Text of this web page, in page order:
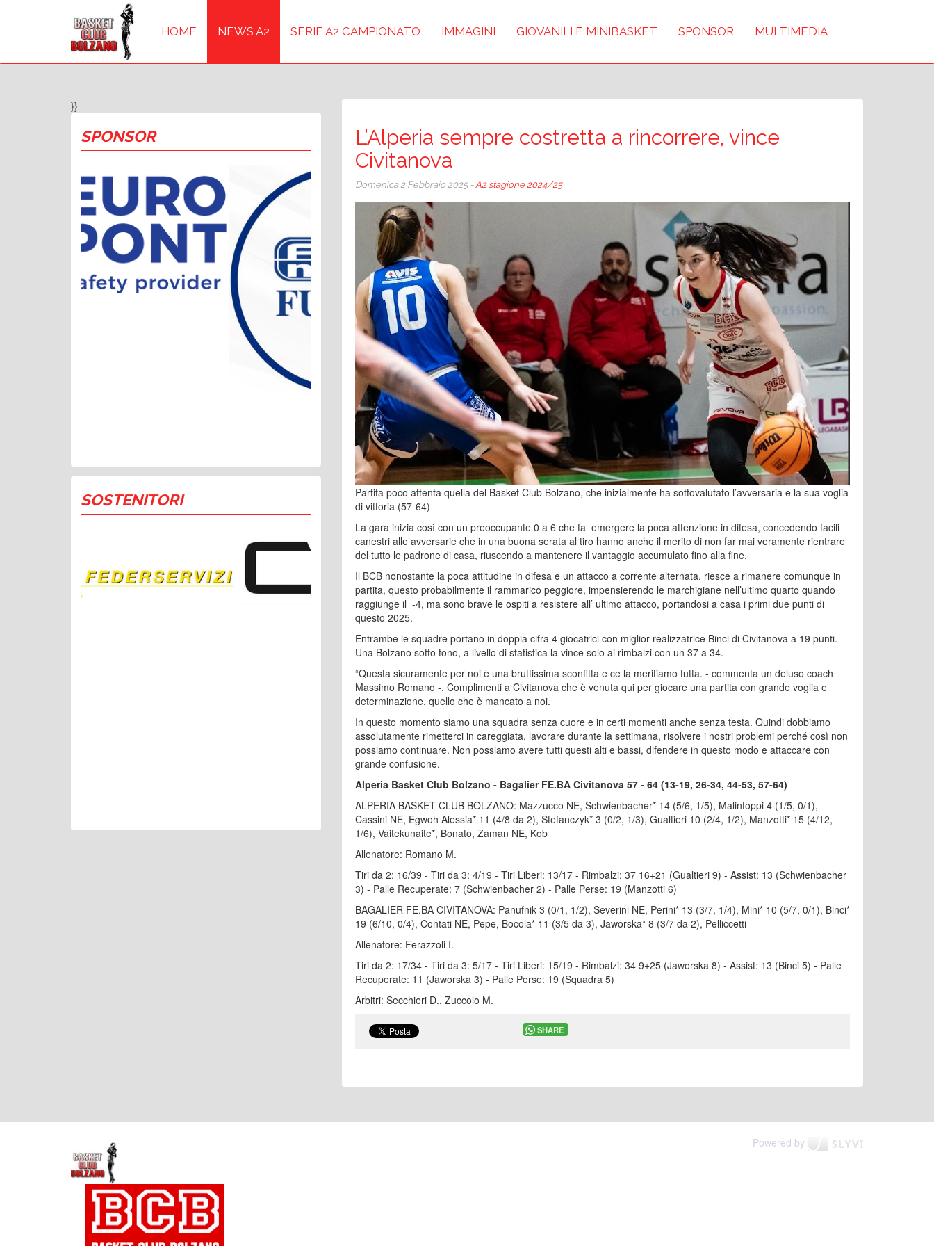
HOME NEWS A2 SERIE A2 CAMPIONATO IMMAGINI GIOVANILI E MINIBASKET SPONSOR MULTIMEDIA
}}
SPONSOR
SOSTENITORI
L’Alperia sempre costretta a rincorrere, vince
Civitanova
Domenica 2 Febbraio 2025 -A2 stagione 2024/25
Partita poco attenta quella del Basket Club Bolzano, che inizialmente ha sottovalutato l’avversaria e la sua voglia
di vittoria (57-64)
La gara inizia così con un preoccupante 0 a 6 che fa emergere la poca attenzione in difesa, concedendo facili
canestri alle avversarie che in una buona serata al tiro hanno anche il merito di non far mai veramente rientrare
del tutto le padrone di casa, riuscendo a mantenere il vantaggio accumulato fino alla fine.
Il BCB nonostante la poca attitudine in difesa e un attacco a corrente alternata, riesce a rimanere comunque in
partita, questo probabilmente il rammarico peggiore, impensierendo le marchigiane nell’ultimo quarto quando
raggiunge il -4, ma sono brave le ospiti a resistere all’ ultimo attacco, portandosi a casa i primi due punti di
questo 2025.
Entrambe le squadre portano in doppia cifra 4 giocatrici con miglior realizzatrice Binci di Civitanova a 19 punti.
Una Bolzano sotto tono, a livello di statistica la vince solo ai rimbalzi con un 37 a 34.
“Questa sicuramente per noi è una bruttissima sconfitta e ce la meritiamo tutta. - commenta un deluso coach
Massimo Romano -. Complimenti a Civitanova che è venuta qui per giocare una partita con grande voglia e
determinazione, quello che è mancato a noi.
In questo momento siamo una squadra senza cuore e in certi momenti anche senza testa. Quindi dobbiamo
assolutamente rimetterci in careggiata, lavorare durante la settimana, risolvere i nostri problemi perché così non
possiamo continuare. Non possiamo avere tutti questi alti e bassi, difendere in questo modo e attaccare con
grande confusione.
Alperia Basket Club Bolzano - Bagalier FE.BA Civitanova 57 - 64 (13-19, 26-34, 44-53, 57-64)
ALPERIA BASKET CLUB BOLZANO: Mazzucco NE, Schwienbacher* 14 (5/6, 1/5), Malintoppi 4 (1/5, 0/1),
Cassini NE, Egwoh Alessia* 11 (4/8 da 2), Stefanczyk* 3 (0/2, 1/3), Gualtieri 10 (2/4, 1/2), Manzotti* 15 (4/12,
1/6), Vaitekunaite*, Bonato, Zaman NE, Kob
Allenatore: Romano M.
Tiri da 2: 16/39 - Tiri da 3: 4/19 - Tiri Liberi: 13/17 - Rimbalzi: 37 16+21 (Gualtieri 9) - Assist: 13 (Schwienbacher
3) - Palle Recuperate: 7 (Schwienbacher 2) - Palle Perse: 19 (Manzotti 6)
BAGALIER FE.BA CIVITANOVA: Panufnik 3 (0/1, 1/2), Severini NE, Perini* 13 (3/7, 1/4), Mini* 10 (5/7, 0/1), Binci*
19 (6/10, 0/4), Contati NE, Pepe, Bocola* 11 (3/5 da 3), Jaworska* 8 (3/7 da 2), Pelliccetti
Allenatore: Ferazzoli I.
Tiri da 2: 17/34 - Tiri da 3: 5/17 - Tiri Liberi: 15/19 - Rimbalzi: 34 9+25 (Jaworska 8) - Assist: 13 (Binci 5) - Palle
Recuperate: 11 (Jaworska 3) - Palle Perse: 19 (Squadra 5)
Arbitri: Secchieri D., Zuccolo M.
SHARE
Powered by